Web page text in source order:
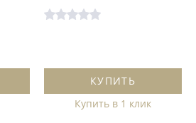
КУПИТЬ
Купить в 1 клик